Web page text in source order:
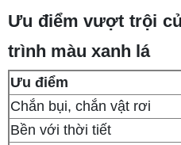
Ưu điểm vượt trội
trình màu xanh lá
Ưu điểm
Chắn bụi, chắn vật rơi
Bền với thời tiết